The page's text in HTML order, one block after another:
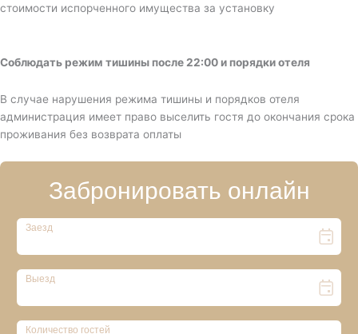
стоимости испорченного имущества за установку
Соблюдать режим тишины после 22:00 и порядки отеля
В случае нарушения режима тишины и порядков отеля
администрация имеет право выселить гостя до окончания срока
проживания без возврата оплаты